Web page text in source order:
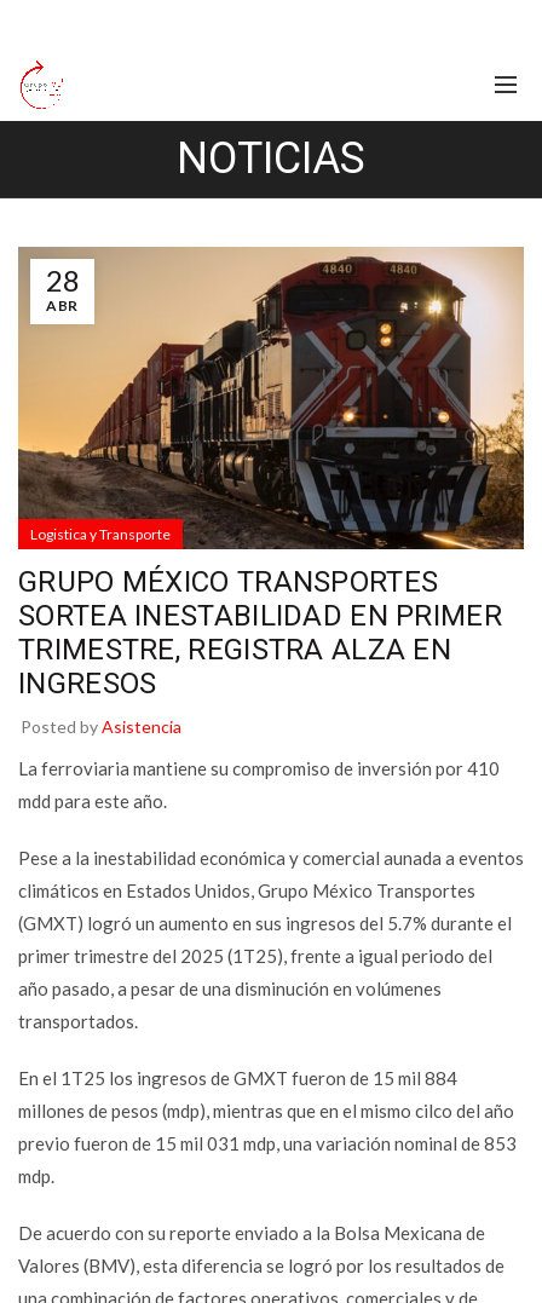
NOTICIAS
28
ABR
Logistica y Transporte
GRUPO MÉXICO TRANSPORTES
SORTEA INESTABILIDAD EN PRIMER
TRIMESTRE, REGISTRA ALZA EN
INGRESOS
Posted byAsistencia
La ferroviaria mantiene su compromiso de inversión por 410
mdd para este año.
Pese a la inestabilidad económica y comercial aunada a eventos
climáticos en Estados Unidos, Grupo México Transportes
(GMXT) logró un aumento en sus ingresos del 5.7% durante el
primer trimestre del 2025 (1T25), frente a igual periodo del
año pasado, a pesar de una disminución en volúmenes
transportados.
En el 1T25 los ingresos de GMXT fueron de 15 mil 884
millones de pesos (mdp), mientras que en el mismo cilco del año
previo fueron de 15 mil 031 mdp, una variación nominal de 853
mdp.
De acuerdo con su reporte enviado a la Bolsa Mexicana de
Valores (BMV), esta diferencia se logró por los resultados de
una combinación de factores operativos, comerciales y de